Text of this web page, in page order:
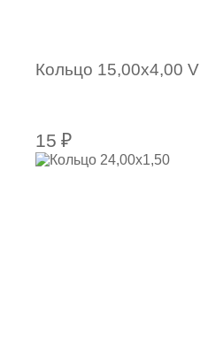
Кольцо 15,00х4,00
15 ₽